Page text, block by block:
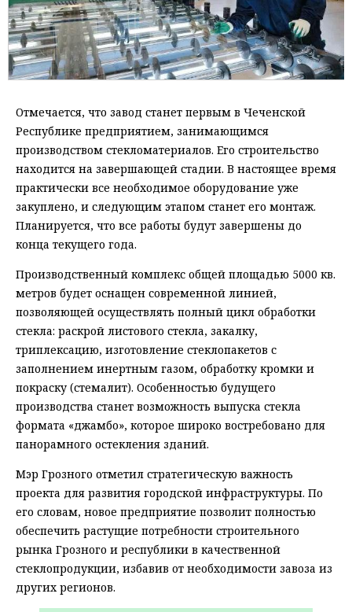
Отмечается, что завод станет первым в Чеченской
Республике предприятием, занимающимся
производством стекломатериалов. Его строительство
находится на завершающей стадии. В настоящее время
практически все необходимое оборудование уже
закуплено, и следующим этапом станет его монтаж.
Планируется, что все работы будут завершены до
конца текущего года.
Производственный комплекс общей площадью 5000 кв.
метров будет оснащен современной линией,
позволяющей осуществлять полный цикл обработки
стекла: раскрой листового стекла, закалку,
триплексацию, изготовление стеклопакетов с
заполнением инертным газом, обработку кромки и
покраску (стемалит). Особенностью будущего
производства станет возможность выпуска стекла
формата «джамбо», которое широко востребовано для
панорамного остекления зданий.
Мэр Грозного отметил стратегическую важность
проекта для развития городской инфраструктуры. По
его словам, новое предприятие позволит полностью
обеспечить растущие потребности строительного
рынка Грозного и республики в качественной
стеклопродукции, избавив от необходимости завоза из
других регионов.